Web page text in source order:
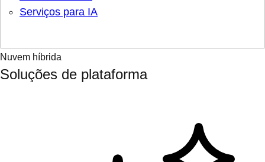
Serviços para IA
Nuvem híbrida
Soluções de plataforma